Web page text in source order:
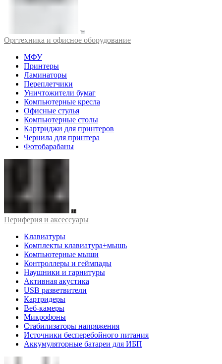
Оргтехника и офисное оборудование
МФУ
Принтеры
Ламинаторы
Переплетчики
Уничтожители бумаг
Компьютерные кресла
Офисные стулья
Компьютерные столы
Картриджи для принтеров
Чернила для принтера
Фотобарабаны
Периферия и аксессуары
Клавиатуры
Комплекты клавиатура+мышь
Компьютерные мыши
Контроллеры и геймпады
Наушники и гарнитуры
Активная акустика
USB разветвители
Картридеры
Веб-камеры
Микрофоны
Стабилизаторы напряжения
Источники бесперебойного питания
Аккумуляторные батареи для ИБП